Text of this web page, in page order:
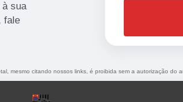
sua
fale
mesmo citando nossos links, é proibida sem a autorização do